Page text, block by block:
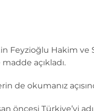
Feyzioğlu Hakim ve
açıkladı.
de okumanız
öncesi Türkiye’yi